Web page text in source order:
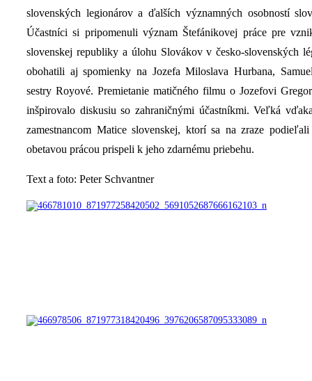
slovenských legionárov a ďalších významných osobností
Účastníci si pripomenuli význam Štefánikovej práce pre
slovenskej republiky a úlohu Slovákov v česko-slovenských
obohatili aj spomienky na Jozefa Miloslava Hurbana,
sestry Royové. Premietanie matičného filmu o Jozefovi
inšpirovalo diskusiu so zahraničnými účastníkmi. Veľká
zamestnancom Matice slovenskej, ktorí sa na zraze
obetavou prácou prispeli k jeho zdarnému priebehu.
Text a foto: Peter Schvantner